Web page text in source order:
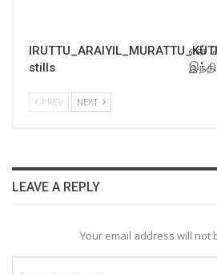
stills
என்
PREV NEXT
LEAVE A REPLY
Your email address will not